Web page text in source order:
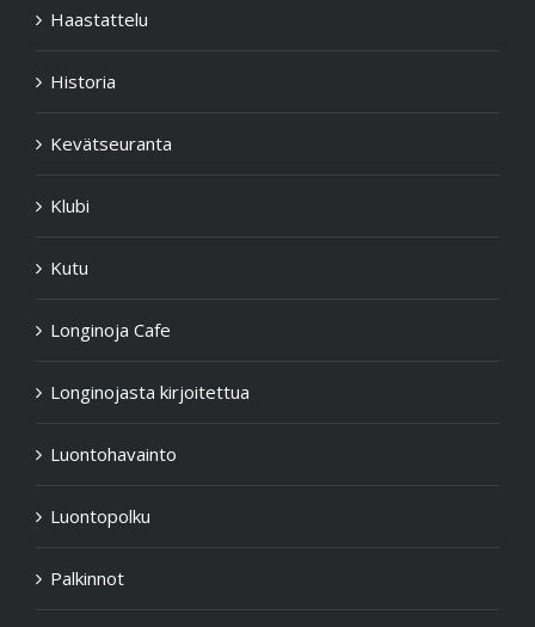
Haastattelu
Historia
Kevätseuranta
Klubi
Kutu
Longinoja Cafe
Longinojasta kirjoitettua
Luontohavainto
Luontopolku
Palkinnot